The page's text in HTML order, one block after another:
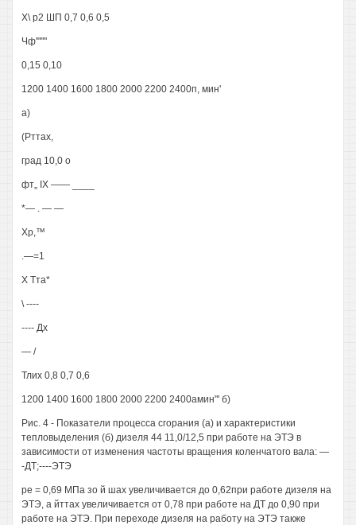
Х\ р2 ШП 0,7 0,6 0,5
Чф'"""
0,15 0,10
1200 1400 1600 1800 2000 2200 2400п, мин'
а)
(Рттах,
град 10,0 о
фт„ IX —— ____
*— . — —
Хр,™
.—=1
X Тта*
\ ----
---- Дх
— /
Тлих 0,8 0,7 0,6
1200 1400 1600 1800 2000 2200 2400амин"' б)
Рис. 4 - Показатели процесса сгорания (а) и характеристики
тепловыделения (б) дизеля 44 11,0/12,5 при работе на ЭТЭ в
зависимости от изменения частоты вращения коленчатого вала: —
-ДТ;----ЭТЭ
ре = 0,69 МПа зо й шах увеличивается до 0,62при работе дизеля на
ЭТЭ, а йттах увеличивается от 0,78 при работе на ДТ до 0,90 при
работе на ЭТЭ. При переходе дизеля на работу на ЭТЭ также